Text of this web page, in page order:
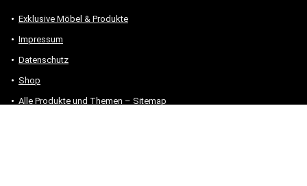
Exklusive Möbel & Produkte
Impressum
Datenschutz
Shop
Alle Produkte und Themen – Sitemap